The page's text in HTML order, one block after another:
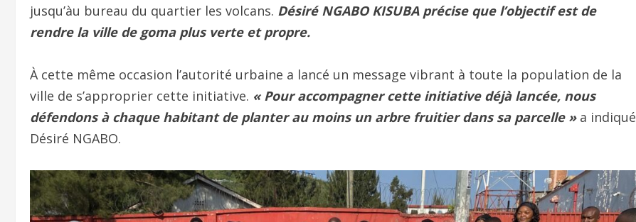
jusqu’àu bureau du quartier les volcans. Désiré NGABO KISUBA précise que l’objectif est de
rendre la ville de goma plus verte et propre.
À cette même occasion l’autorité urbaine a lancé un message vibrant à toute la population de la
ville de s’approprier cette initiative. « Pour accompagner cette initiative déjà lancée, nous
défendons à chaque habitant de planter au moins un arbre fruitier dans sa parcelle »a indiqué
Désiré NGABO.